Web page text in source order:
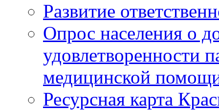
Развитие
Опрос населения о
удовлетворенности
медицинской
Ресурсная карта